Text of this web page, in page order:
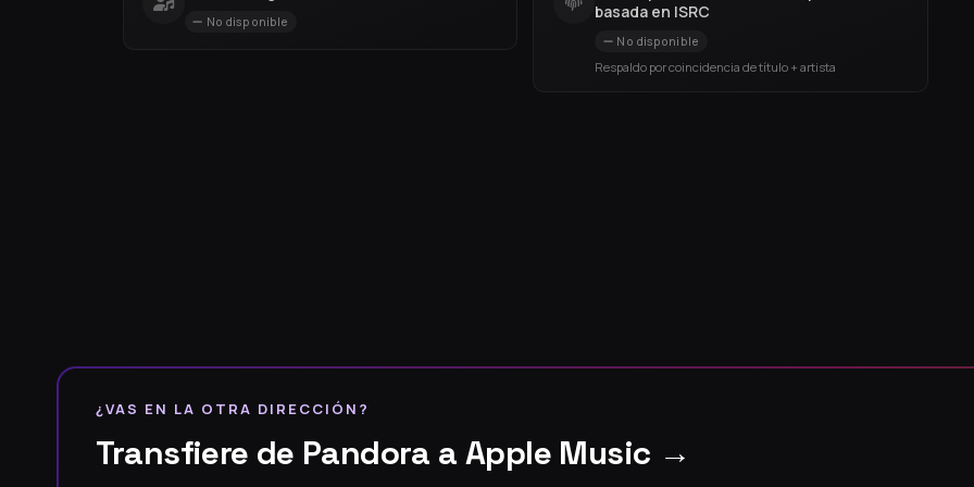
No disponible
basada en ISRC
No disponible
Respaldo por coincidencia de título + artista
¿VAS EN LA OTRA DIRECCIÓN?
Transfiere de Pandora a Apple Music →